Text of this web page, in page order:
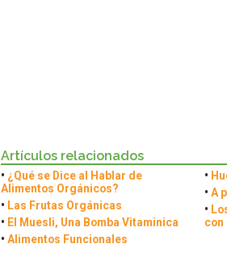
Artículos relacionados
• ¿Qué se Dice al Hablar de
Alimentos Orgánicos?
• Las Frutas Orgánicas
• El Muesli, Una Bomba Vitaminica
• Alimentos Funcionales
•
• A
•
con